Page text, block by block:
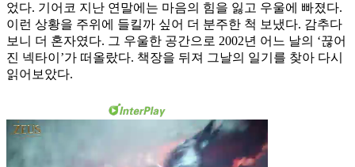
었다. 기어코 지난 연말에는 마음의 힘을 잃고 우울에 빠졌다.
이런 상황을 주위에 들킬까 싶어 더 분주한 척 보냈다. 감추다
보니 더 혼자였다. 그 우울한 공간으로 2002년 어느 날의 ‘끊어
진 넥타이’가 떠올랐다. 책장을 뒤져 그날의 일기를 찾아 다시
읽어보았다.